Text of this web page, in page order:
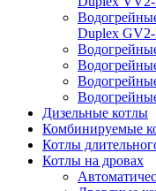
Duplex
Дизельные котлы
Комбинируемые
Котлы
Котлы на дровах